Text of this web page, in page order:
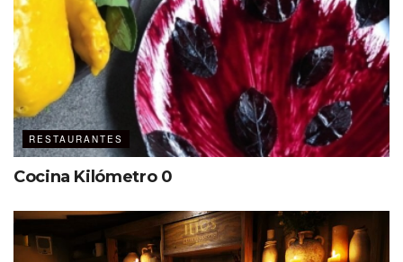
RESTAURANTES
Cocina Kilómetro 0